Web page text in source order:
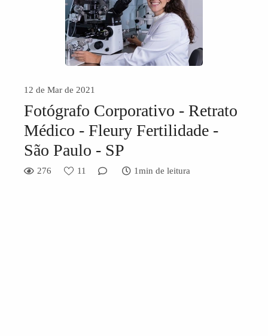
12 de Mar de 2021
Fotógrafo Corporativo - Retrato
Médico - Fleury Fertilidade -
São Paulo - SP
276 11 1min de leitura